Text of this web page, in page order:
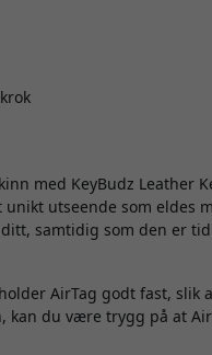
med KeyBudz Leather
utseende som eldes
samtidig som den er
AirTag godt fast, slik
kan du være trygg på at